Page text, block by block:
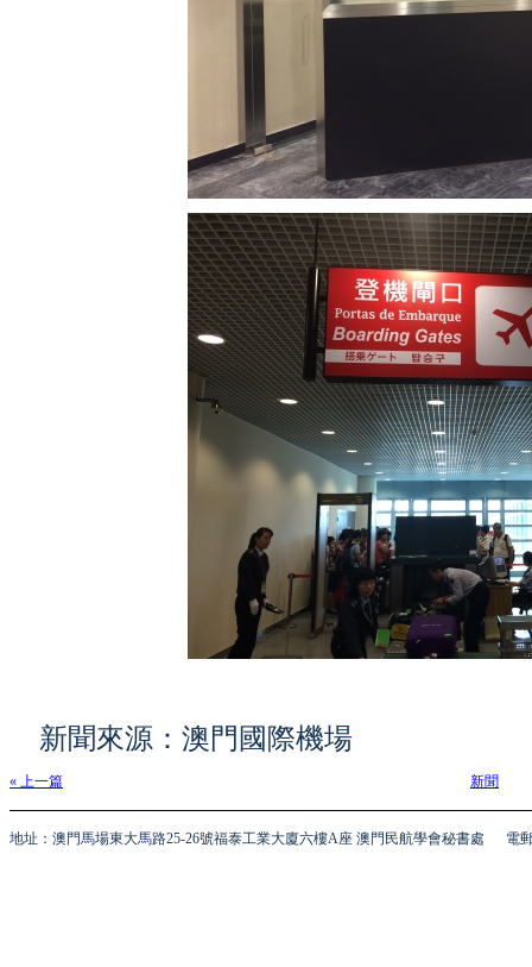
新聞來源：澳門國際機場
« 上一篇 新聞
地址：澳門馬場東大馬路25-26號福泰工業大廈六樓A座 澳門民航學會秘書處 電